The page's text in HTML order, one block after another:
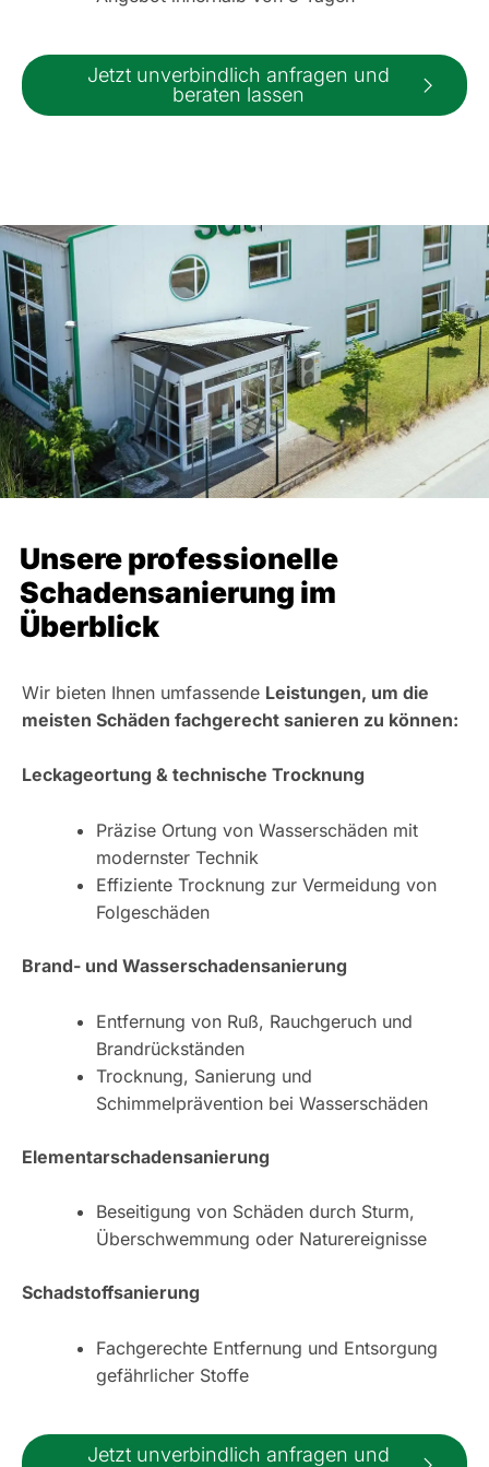
Jetzt unverbindlich anfragen und
beraten lassen
Unsere professionelle
Schadensanierung im
Überblick
Wir bieten Ihnen umfassende Leistungen, um die
meisten Schäden fachgerecht sanieren zu können:
Leckageortung & technische Trocknung
Präzise Ortung von Wasserschäden mit
modernster Technik
Effiziente Trocknung zur Vermeidung von
Folgeschäden
Brand- und Wasserschadensanierung
Entfernung von Ruß, Rauchgeruch und
Brandrückständen
Trocknung, Sanierung und
Schimmelprävention bei Wasserschäden
Elementarschadensanierung
Beseitigung von Schäden durch Sturm,
Überschwemmung oder Naturereignisse
Schadstoffsanierung
Fachgerechte Entfernung und Entsorgung
gefährlicher Stoffe
Jetzt unverbindlich anfragen und